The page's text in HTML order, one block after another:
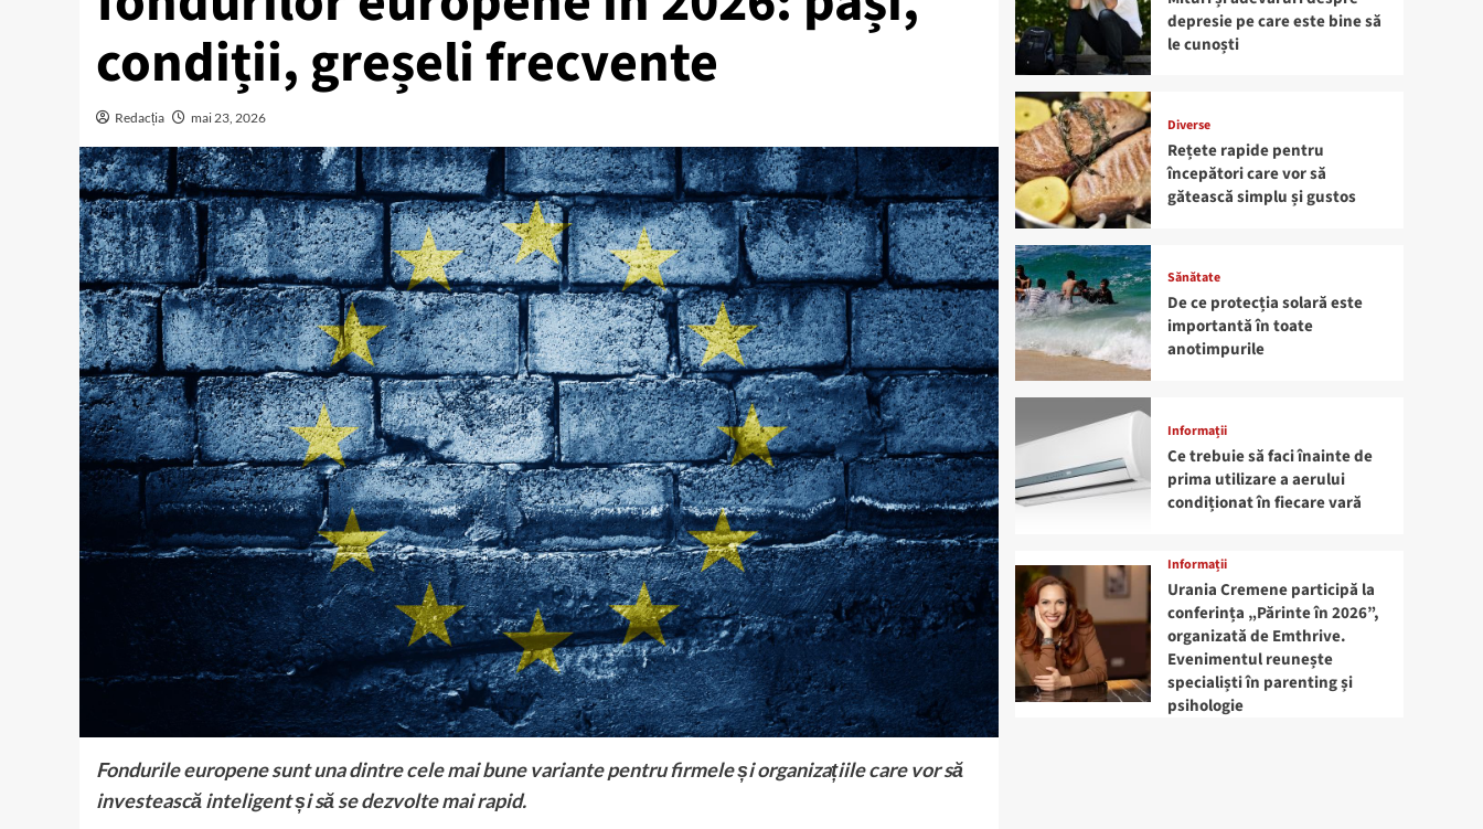
condiții, greșeli frecvente
Redacția mai 23, 2026
Fondurile europene sunt una dintre cele mai bune variante pentru firmele și organizațiile care vor să
investească inteligent și să se dezvolte mai rapid.
depresie pe care este bine să
le cunoști
Diverse
Rețete rapide pentru
începători care vor să
gătească simplu și gustos
Sănătate
De ce protecția solară este
importantă în toate
anotimpurile
Informații
Ce trebuie să faci înainte de
prima utilizare a aerului
condiționat în fiecare vară
Informații
Urania Cremene participă la
conferința „Părinte în 2026”,
organizată de Emthrive.
Evenimentul reunește
specialiști în parenting și
psihologie